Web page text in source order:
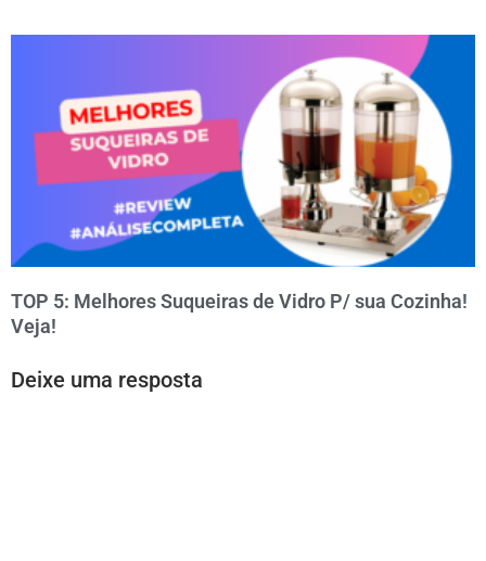
TOP 5: Melhores Suqueiras de Vidro P/ sua Cozinha!
Veja!
Deixe uma resposta